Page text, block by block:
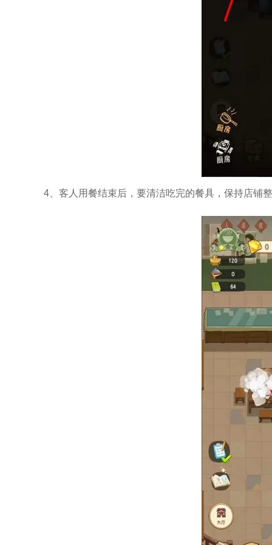
4、客人用餐结束后，要清洁吃完的餐具，保持店铺